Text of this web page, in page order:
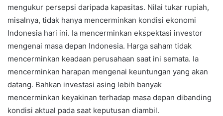
mengukur persepsi daripada kapasitas. Nilai tukar rupiah,
misalnya, tidak hanya mencerminkan kondisi ekonomi
Indonesia hari ini. Ia mencerminkan ekspektasi investor
mengenai masa depan Indonesia. Harga saham tidak
mencerminkan keadaan perusahaan saat ini semata. Ia
mencerminkan harapan mengenai keuntungan yang akan
datang. Bahkan investasi asing lebih banyak
mencerminkan keyakinan terhadap masa depan dibanding
kondisi aktual pada saat keputusan diambil.